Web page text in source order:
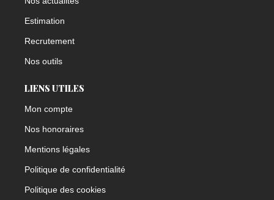
Estimation
Recrutement
Nos outils
LIENS UTILES
Mon compte
Nos honoraires
Mentions légales
Politique de confidentialité
Politique des cookies